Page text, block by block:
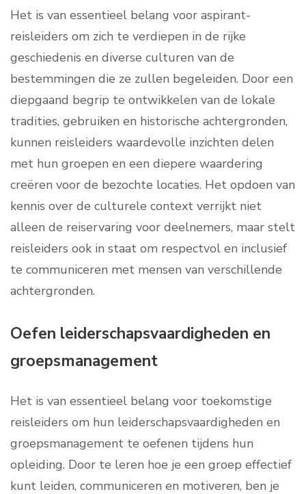
Het is van essentieel belang voor aspirant-
reisleiders om zich te verdiepen in de rijke
geschiedenis en diverse culturen van de
bestemmingen die ze zullen begeleiden. Door een
diepgaand begrip te ontwikkelen van de lokale
tradities, gebruiken en historische achtergronden,
kunnen reisleiders waardevolle inzichten delen
met hun groepen en een diepere waardering
creëren voor de bezochte locaties. Het opdoen van
kennis over de culturele context verrijkt niet
alleen de reiservaring voor deelnemers, maar stelt
reisleiders ook in staat om respectvol en inclusief
te communiceren met mensen van verschillende
achtergronden.
Oefen leiderschapsvaardigheden en
groepsmanagement
Het is van essentieel belang voor toekomstige
reisleiders om hun leiderschapsvaardigheden en
groepsmanagement te oefenen tijdens hun
opleiding. Door te leren hoe je een groep effectief
kunt leiden, communiceren en motiveren, ben je